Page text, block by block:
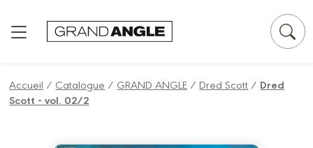
Accueil / Catalogue / GRAND ANGLE /Dred Scott / Dred
Scott - vol. 02/2